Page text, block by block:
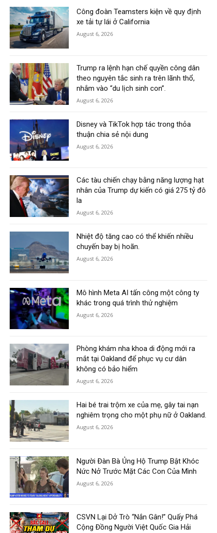
Công đoàn Teamsters kiện về quy định
xe tải tự lái ở California
August 6, 2026
Trump ra lệnh hạn chế quyền công dân
theo nguyên tắc sinh ra trên lãnh thổ,
nhắm vào “du lịch sinh con”.
August 6, 2026
Disney và TikTok hợp tác trong thỏa
thuận chia sẻ nội dung
August 6, 2026
Các tàu chiến chạy bằng năng lượng hạt
nhân của Trump dự kiến có giá 275 tỷ đô
la
August 6, 2026
Nhiệt độ tăng cao có thể khiến nhiều
chuyến bay bị hoãn.
August 6, 2026
Mô hình Meta AI tấn công một công ty
khác trong quá trình thử nghiệm
August 6, 2026
Phòng khám nha khoa di động mới ra
mắt tại Oakland để phục vụ cư dân
không có bảo hiểm
August 6, 2026
Hai bé trai trộm xe của mẹ, gây tai nạn
nghiêm trọng cho một phụ nữ ở Oakland.
August 6, 2026
Người Đàn Bà Ủng Hộ Trump Bật Khóc
Nức Nở Trước Mặt Các Con Của Mình
August 6, 2026
CSVN Lại Dở Trò “Nắn Gân!” Quấy Phá
Cộng Đồng Người Việt Quốc Gia Hải